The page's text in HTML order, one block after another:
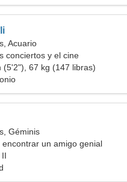
Acuario
conciertos y el cine
(5'2"), 67 kg (147 libras)
Géminis
encontrar un amigo genial